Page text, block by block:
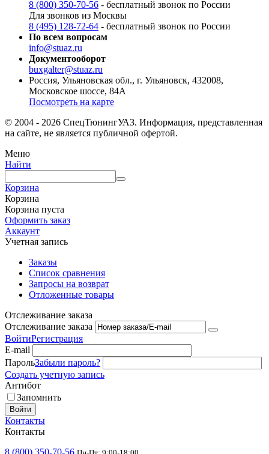
8 (800) 350-70-56 - бесплатный звонок по России
Для звонков из Москвы
8 (495) 128-72-64 - бесплатный звонок по России
По всем вопросам
info@stuaz.ru
Документооборот
buxgalter@stuaz.ru
Россия, Ульяновская обл., г. Ульяновск, 432008,
Московское шоссе, 84А
Посмотреть на карте
© 2004 - 2026 СпецТюнингУАЗ. Информация, представленная
на сайте, не является публичной офертой.
Меню
Найти
Корзина
Корзина
Корзина пуста
Оформить заказ
Аккаунт
Учетная запись
Заказы
Список сравнения
Запросы на возврат
Отложенные товары
Отслеживание заказа
Отслеживание заказа
ВойтиРегистрация
E-mail
ПарольЗабыли пароль?
Создать учетную запись
Антибот
Запомнить
Войти
Контакты
Контакты
8 (800) 350-70-56